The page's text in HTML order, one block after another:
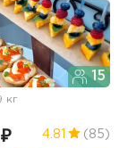
15
кг
4.81 (85)